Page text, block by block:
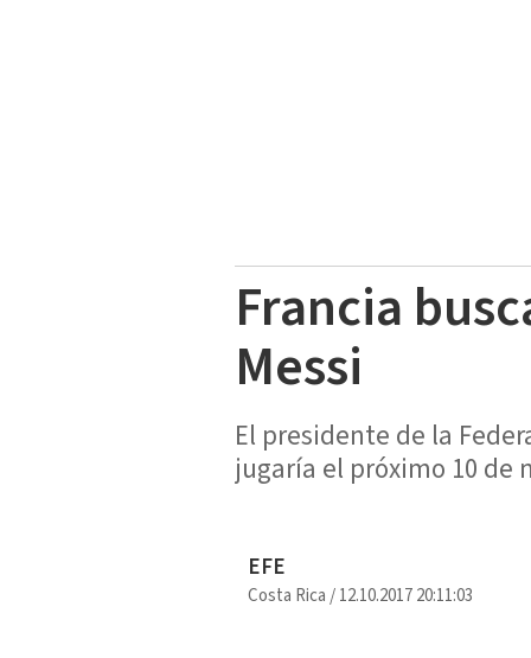
Francia
Messi
El presidente de la
jugaría el próximo 10 de
EFE
Costa Rica/12.10.2017 20:11:03